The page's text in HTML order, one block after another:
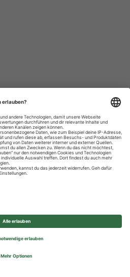
Einstellungen
- All rights reserved